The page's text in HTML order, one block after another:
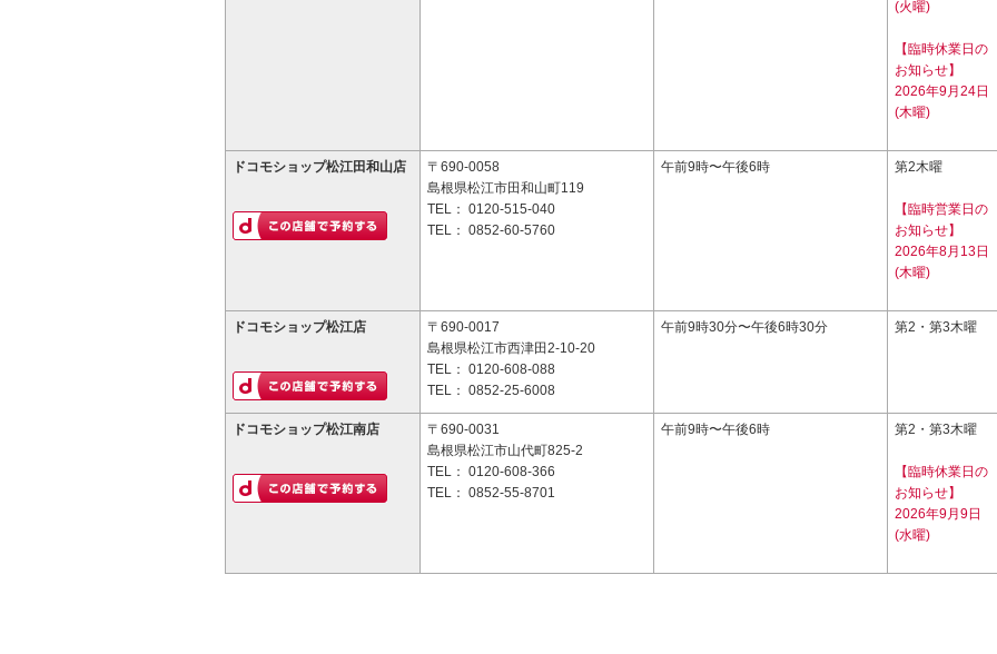
(火曜)
【臨時休業日の
お知らせ】
2026年9月24日
(木曜)
ドコモショップ松江田和山店
〒690-0058
島根県松江市田和山町119
TEL： 0120-515-040
TEL： 0852-60-5760
午前9時〜午後6時 第2木曜
【臨時営業日の
お知らせ】
2026年8月13日
(木曜)
ドコモショップ松江店
〒690-0017
島根県松江市西津田2-10-20
TEL： 0120-608-088
TEL： 0852-25-6008
午前9時30分〜午後6時30分 第2・第3木曜
ドコモショップ松江南店
〒690-0031
島根県松江市山代町825-2
TEL： 0120-608-366
TEL： 0852-55-8701
午前9時〜午後6時 第2・第3木曜
【臨時休業日の
お知らせ】
2026年9月9日
(水曜)